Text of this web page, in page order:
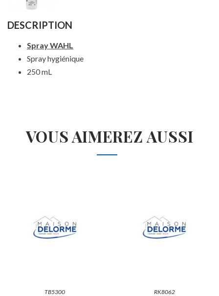
DESCRIPTION
Spray WAHL
Spray hygiénique
250 mL
VOUS AIMEREZ AUSSI
TB5300 RK8062